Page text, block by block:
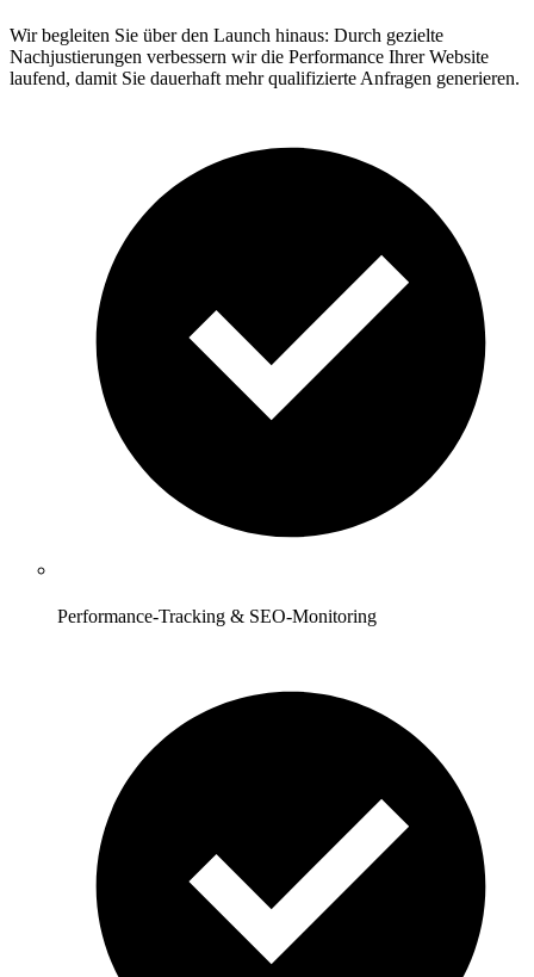
Wir begleiten Sie über den Launch hinaus: Durch gezielte
Nachjustierungen verbessern wir die Performance Ihrer Website
laufend, damit Sie dauerhaft mehr qualifizierte Anfragen generieren.
Performance-Tracking & SEO-Monitoring